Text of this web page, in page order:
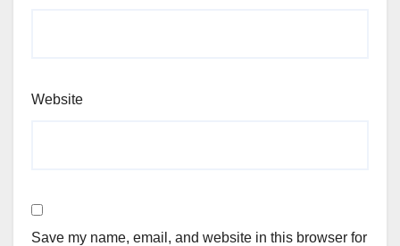
Website
Save my name, email, and website in this browser for